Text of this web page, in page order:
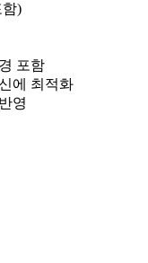
함)
포함
에 최적화
영